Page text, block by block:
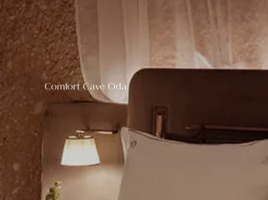
Comfort Cave Oda